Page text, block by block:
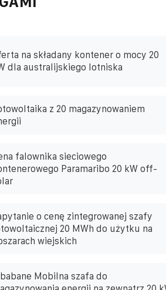
na składany kontener o mocy 20
dla australijskiego lotniska
z 20 magazynowaniem
falownika sieciowego
Paramaribo 20 kW off-
o cenę zintegrowanej szafy
20 MWh do użytku na
wiejskich
Mobilna szafa do